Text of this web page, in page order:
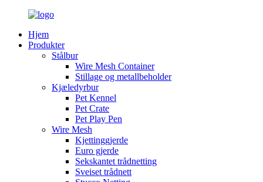
Hjem
Produkter
Stålbur
Wire Mesh Container
Stillage og metallbeholder
Kjæledyrbur
Pet Kennel
Pet Crate
Pet Play Pen
Wire Mesh
Kjettinggjerde
Euro gjerde
Sekskantet trådnetting
Sveiset trådnett